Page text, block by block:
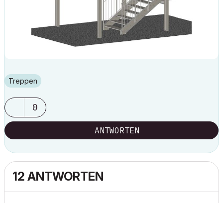
Treppen
0
ANTWORTEN
12 ANTWORTEN